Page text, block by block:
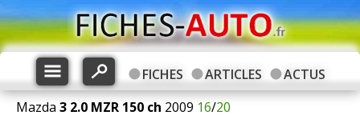
FICHES ARTICLES
ACTUS
Mazda 3 2.0 MZR 150 ch 2009 16/20